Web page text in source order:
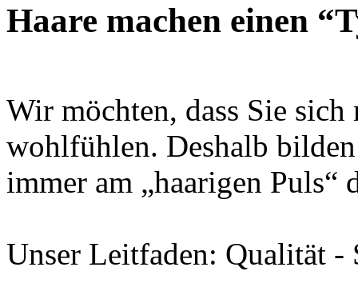
Haare machen einen
Wir möchten, dass Sie
wohlfühlen. Deshalb
immer am „haarigen Puls“
Unser Leitfaden: Qualität -